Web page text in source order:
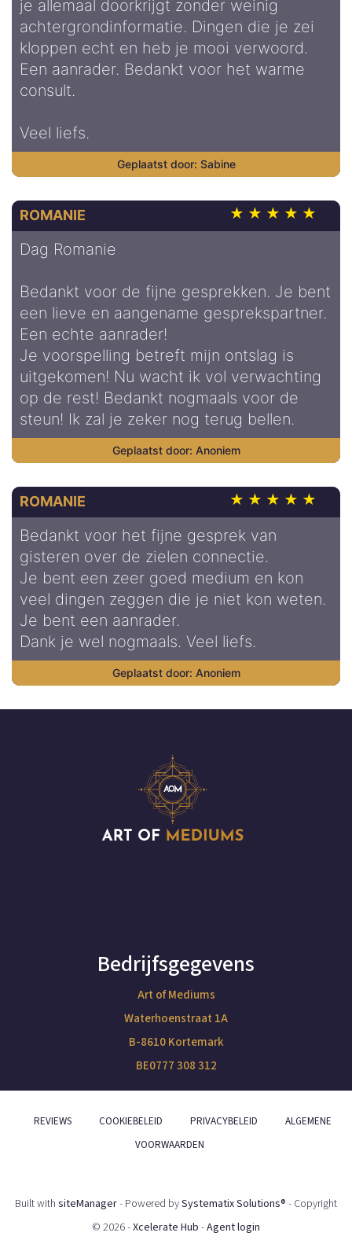
je allemaal doorkrijgt zonder weinig
achtergrondinformatie. Dingen die je zei
kloppen echt en heb je mooi verwoord.
Een aanrader. Bedankt voor het warme
consult.
Veel liefs.
Sabine
ROMANIE
Dag Romanie
Bedankt voor de fijne gesprekken. Je bent
een lieve en aangename gesprekspartner.
Een echte aanrader!
Je voorspelling betreft mijn ontslag is
uitgekomen! Nu wacht ik vol verwachting
op de rest! Bedankt nogmaals voor de
steun! Ik zal je zeker nog terug bellen.
Anoniem
ROMANIE
Bedankt voor het fijne gesprek van
gisteren over de zielen connectie.
Je bent een zeer goed medium en kon
veel dingen zeggen die je niet kon weten.
Je bent een aanrader.
Dank je wel nogmaals. Veel liefs.
Anoniem
Bedrijfsgegevens
Art of Mediums
Waterhoenstraat 1A
B-8610 Kortemark
BE0777 308 312
REVIEWS COOKIEBELEID PRIVACYBELEID
ALGEMENE
VOORWAARDEN
Built with siteManager- Powered bySystematix Solutions® - Copyright
© 2026 -Xcelerate Hub -Agent login